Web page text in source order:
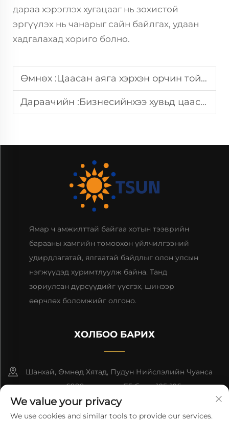
дараа хэрэглэх хугацааг нь зохистой
эргүүлэх нь чанарыг сайн байлгах, удаан
хадгалахад хориго болно.
Өмнөх :Цаасан аяга хэрхэн орчин тойрны нөлөөллийг бууруулдаг вэ
Дараачийн :Бизнесийнхээ хувьд цаасан аяга ашиглахын давуу талууд
Ямар ч амжилттай байгаа хотын тээврийн
барааны хамгийн томоохон үйлчилгээний
удирдлагатай, ялгаатай байдлыг олон улсын
нэгжүүдэд хуримтлуулж байна. Танд
зориулсан дүрсүүдийг үүсгэх, шинээр
өөрчлөх боломжийг олгоно.
ХОЛБОО БАРИХ
Шанхай, Өмнөд Хятад, Пудун Нийслэлийн Чуанса
гудамжны 6999-р дугаар, Б5 блок, 105-106 өрөө
+86-13501965616
We value your privacy
We use cookies and similar tools to provide our services.